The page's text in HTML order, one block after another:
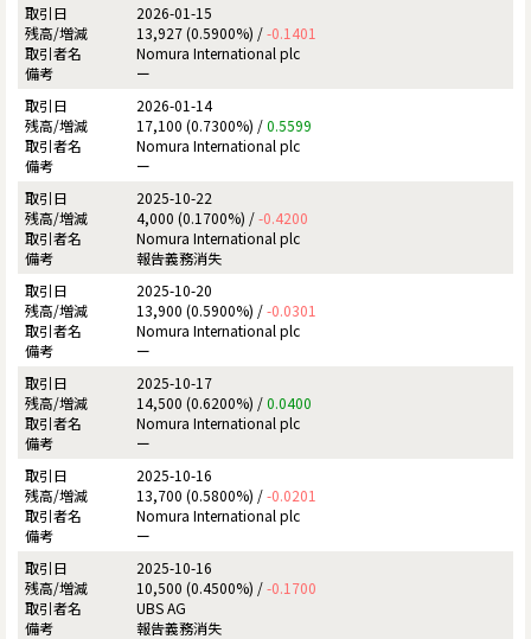
2026-01-15
13,927 (0.5900%) /-0.1401
Nomura International plc
ー
2026-01-14
17,100 (0.7300%) /0.5599
Nomura International plc
ー
2025-10-22
4,000 (0.1700%) /-0.4200
Nomura International plc
報告義務消失
2025-10-20
13,900 (0.5900%) /-0.0301
Nomura International plc
ー
2025-10-17
14,500 (0.6200%) /0.0400
Nomura International plc
ー
2025-10-16
13,700 (0.5800%) /-0.0201
Nomura International plc
ー
2025-10-16
10,500 (0.4500%) /-0.1700
UBS AG
報告義務消失